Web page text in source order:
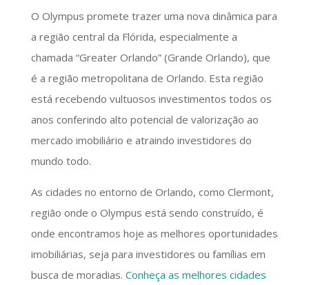
O Olympus promete trazer uma nova dinâmica para
a região central da Flórida, especialmente a
chamada “Greater Orlando” (Grande Orlando), que
é a região metropolitana de Orlando. Esta região
está recebendo vultuosos investimentos todos os
anos conferindo alto potencial de valorização ao
mercado imobiliário e atraindo investidores do
mundo todo.
As cidades no entorno de Orlando, como Clermont,
região onde o Olympus está sendo construído, é
onde encontramos hoje as melhores oportunidades
imobiliárias, seja para investidores ou famílias em
busca de moradias. Conheça as melhores cidades